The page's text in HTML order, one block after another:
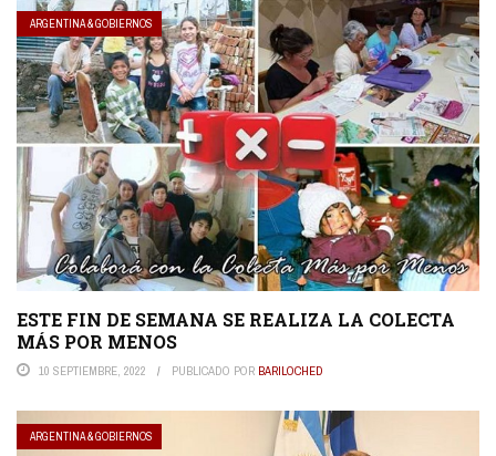
ARGENTINA & GOBIERNOS
ESTE FIN DE SEMANA SE REALIZA LA COLECTA
MÁS POR MENOS
10 SEPTIEMBRE, 2022 PUBLICADO POR BARILOCHED
ARGENTINA & GOBIERNOS